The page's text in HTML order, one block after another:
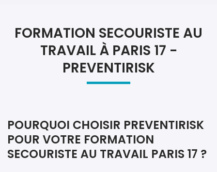
FORMATION SECOURISTE AU
TRAVAIL À PARIS 17 -
PREVENTIRISK
POURQUOI CHOISIR PREVENTIRISK
POUR VOTRE FORMATION
SECOURISTE AU TRAVAIL PARIS 17 ?